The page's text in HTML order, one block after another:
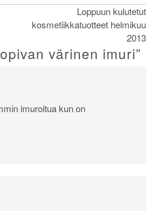
Loppuun kulutetut
kosmetiikkatuotteet helmikuu
2013
värinen imuri”
imuroitua kun on